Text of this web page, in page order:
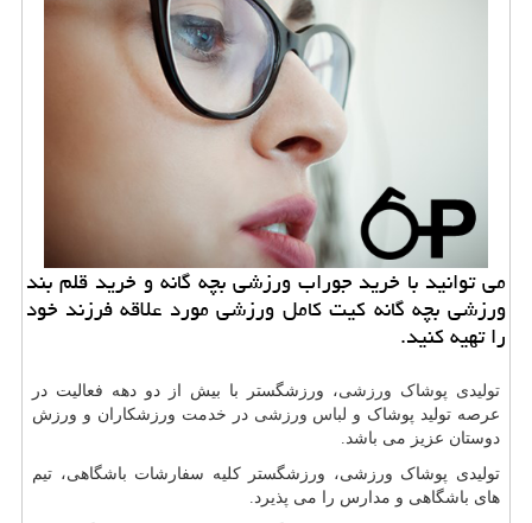
می توانید با خرید جوراب ورزشی بچه گانه و خرید قلم بند
ورزشی بچه گانه كیت كامل ورزشی مورد علاقه فرزند خود
را تهیه كنید.
تولیدی پوشاک ورزشی، ورزشگستر با بیش از دو دهه فعالیت در
عرصه تولید پوشاک و لباس ورزشی در خدمت ورزشکاران و ورزش
دوستان عزیز می باشد.
تولیدی پوشاک ورزشی، ورزشگستر کلیه سفارشات باشگاهی، تیم
های باشگاهی و مدارس را می پذیرد.